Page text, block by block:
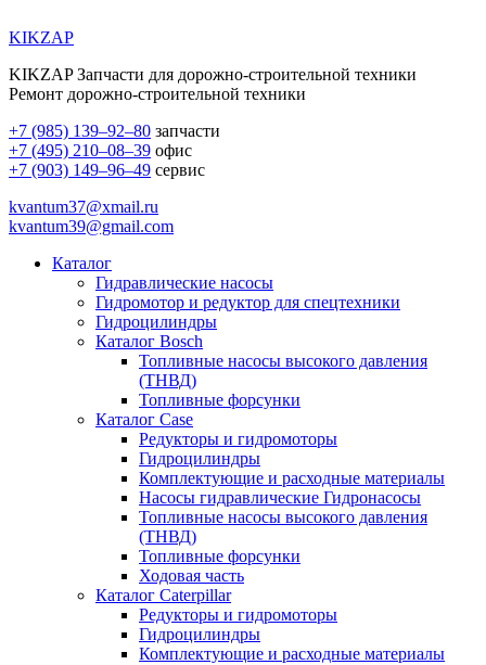
KIKZAP
KIKZAP Запчасти для дорожно-строительной техники
Ремонт дорожно-строительной техники
+7 (985) 139–92–80 запчасти
+7 (495) 210–08–39 офис
+7 (903) 149–96–49 сервис
kvantum37@xmail.ru
kvantum39@gmail.com
Каталог
Гидравлические насосы
Гидромотор и редуктор для спецтехники
Гидроцилиндры
Каталог Bosch
Топливные насосы высокого давления
(ТНВД)
Топливные форсунки
Каталог Case
Редукторы и гидромоторы
Гидроцилиндры
Комплектующие и расходные материалы
Насосы гидравлические Гидронасосы
Топливные насосы высокого давления
(ТНВД)
Топливные форсунки
Ходовая часть
Каталог Caterpillar
Редукторы и гидромоторы
Гидроцилиндры
Комплектующие и расходные материалы